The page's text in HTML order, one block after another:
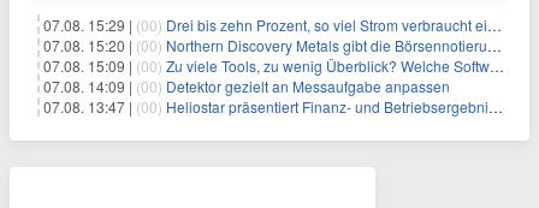
07.08. 15:29 | (00) Drei bis zehn Prozent, so viel Strom verbraucht ein Aufzug im Gebäude
07.08. 15:20 | (00) Northern Discovery Metals gibt die Börsennotierung an der Frankfurter Wertpapierbörse bekannt
07.08. 15:09 | (00) Zu viele Tools, zu wenig Überblick? Welche Software IT-Dienstleister wirklich brauchen
07.08. 14:09 | (00) Detektor gezielt an Messaufgabe anpassen
07.08. 13:47 | (00) Heliostar präsentiert Finanz- und Betriebsergebnis für das zweite Quartal 2026 mit Goldproduktion und Barreserven in Rekordhöhe